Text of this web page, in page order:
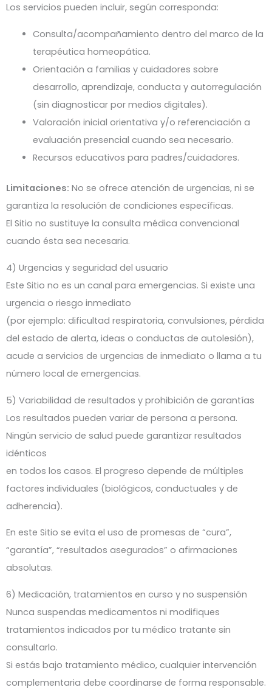
Los servicios pueden incluir, según corresponda:
Consulta/acompañamiento dentro del marco de la
terapéutica homeopática.
Orientación a familias y cuidadores sobre
desarrollo, aprendizaje, conducta y autorregulación
(sin diagnosticar por medios digitales).
Valoración inicial orientativa y/o referenciación a
evaluación presencial cuando sea necesario.
Recursos educativos para padres/cuidadores.
Limitaciones: No se ofrece atención de urgencias, ni se
garantiza la resolución de condiciones específicas.
El Sitio no sustituye la consulta médica convencional
cuando ésta sea necesaria.
4) Urgencias y seguridad del usuario
Este Sitio no es un canal para emergencias. Si existe una
urgencia o riesgo inmediato
(por ejemplo: dificultad respiratoria, convulsiones, pérdida
del estado de alerta, ideas o conductas de autolesión),
acude a servicios de urgencias de inmediato o llama a tu
número local de emergencias.
5) Variabilidad de resultados y prohibición de garantías
Los resultados pueden variar de persona a persona.
Ningún servicio de salud puede garantizar resultados
idénticos
en todos los casos. El progreso depende de múltiples
factores individuales (biológicos, conductuales y de
adherencia).
En este Sitio se evita el uso de promesas de “cura”,
“garantía”, “resultados asegurados” o afirmaciones
absolutas.
6) Medicación, tratamientos en curso y no suspensión
Nunca suspendas medicamentos ni modifiques
tratamientos indicados por tu médico tratante sin
consultarlo.
Si estás bajo tratamiento médico, cualquier intervención
complementaria debe coordinarse de forma responsable.